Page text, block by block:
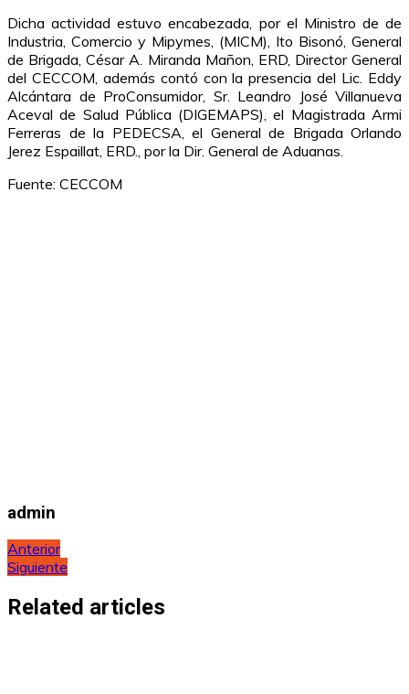
Dicha actividad estuvo encabezada, por el Ministro de de
Industria, Comercio y Mipymes, (MICM), Ito Bisonó, General
de Brigada, César A. Miranda Mañon, ERD, Director General
del CECCOM, además contó con la presencia del Lic. Eddy
Alcántara de ProConsumidor, Sr. Leandro José Villanueva
Aceval de Salud Pública (DIGEMAPS), el Magistrada Armi
Ferreras de la PEDECSA, el General de Brigada Orlando
Jerez Espaillat, ERD., por la Dir. General de Aduanas.
Fuente: CECCOM
admin
Navegación
de
entradas
Anterior
Siguiente
Related articles